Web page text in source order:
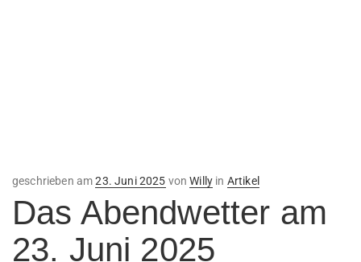
geschrieben amVeröffentlicht
am
23. Juni 2025 vonWilly in Artikel
Das Abendwetter am
23. Juni 2025